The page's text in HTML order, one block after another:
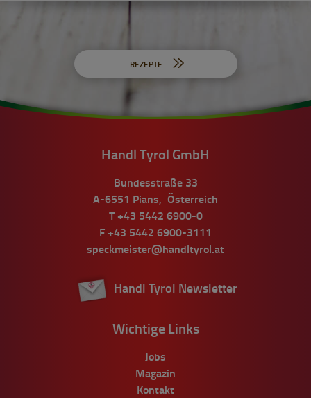
REZEPTE
Handl Tyrol GmbH
Bundesstraße 33
A-6551
Pians, Österreich
T +43 5442 6900-0
F +43 5442 6900-3111
speckmeister@handltyrol.at
Handl Tyrol Newsletter
Wichtige Links
Jobs
Magazin
Kontakt